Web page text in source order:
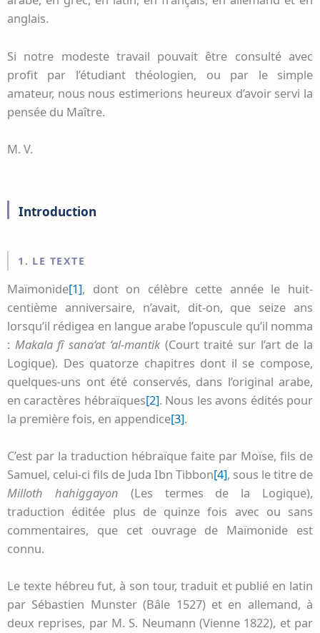
anglais.
Si notre modeste travail pouvait être consulté avec
profit par l’étudiant théologien, ou par le simple
amateur, nous nous estimerions heureux d’avoir servi la
pensée du Maître.
M. V.
Introduction
1. LE TEXTE
Maïmonide[1], dont on célèbre cette année le huit-
centième anniversaire, n’avait, dit-on, que seize ans
lorsqu’il rédigea en langue arabe l’opuscule qu’il nomma
: Makala fî sana‘at ‘al-mantik(Court traité sur l’art de la
Logique). Des quatorze chapitres dont il se compose,
quelques-uns ont été conservés, dans l’original arabe,
en caractères hébraïques[2]. Nous les avons édités pour
la première fois, en appendice[3].
C’est par la traduction hébraïque faite par Moïse, fils de
Samuel, celui-ci fils de Juda Ibn Tibbon[4], sous le titre de
Milloth hahiggayon (Les termes de la Logique),
traduction éditée plus de quinze fois avec ou sans
commentaires, que cet ouvrage de Maïmonide est
connu.
Le texte hébreu fut, à son tour, traduit et publié en latin
par Sébastien Munster (Bâle 1527) et en allemand, à
deux reprises, par M. S. Neumann (Vienne 1822), et par